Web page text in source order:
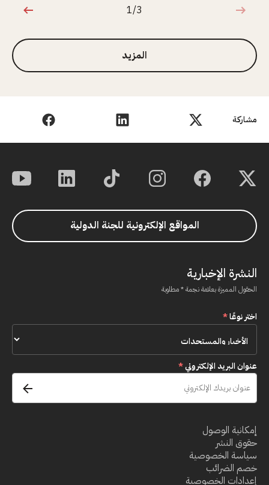
مشاركة
1 من 3
1/3
المزيد
المواقع الإلكترونية للجنة الدولية
النشرة الإخبارية
الحقول المميزة بعلامة نجمة * مطلوبة
اختر نوعًا*
عنوان البريد الإلكتروني*
إمكانية الوصول
حقوق النشر
سياسة الخصوصية
خصم الضرائب
إعدادات الخصوصية